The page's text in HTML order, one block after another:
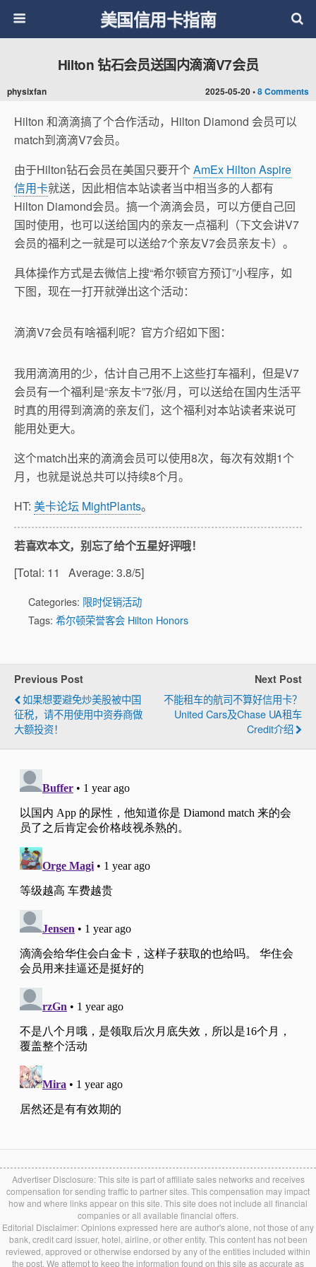
美国信用卡指南
2025-05-20 •8 Comments
Hilton 钻石会员送国内滴滴V7会员
physixfan
Hilton 和滴滴搞了个合作活动，Hilton Diamond 会员可以
match到滴滴V7会员。
由于Hilton钻石会员在美国只要开个AmEx Hilton Aspire
信用卡就送，因此相信本站读者当中相当多的人都有
Hilton Diamond会员。搞一个滴滴会员，可以方便自己回
国时使用，也可以送给国内的亲友一点福利（下文会讲V7
会员的福利之一就是可以送给7个亲友V7会员亲友卡）。
具体操作方式是去微信上搜“希尔顿官方预订”小程序，如
下图，现在一打开就弹出这个活动：
滴滴V7会员有啥福利呢？官方介绍如下图：
我用滴滴用的少，估计自己用不上这些打车福利，但是V7
会员有一个福利是“亲友卡”7张/月，可以送给在国内生活平
时真的用得到滴滴的亲友们，这个福利对本站读者来说可
能用处更大。
这个match出来的滴滴会员可以使用8次，每次有效期1个
月，也就是说总共可以持续8个月。
HT: 美卡论坛 MightPlants。
若喜欢本文，别忘了给个五星好评哦！
[Total: 11 Average: 3.8/5]
Categories: 限时促销活动
Tags: 希尔顿荣誉客会 Hilton Honors
Previous Post
如果想要避免炒美股被中国
征税，请不用使用中资券商做
大额投资！
Next Post
不能租车的航司不算好信用卡？
United Cars及Chase UA租车
Credit介绍
Advertiser Disclosure: This site is part of affiliate sales networks and receives
compensation for sending traffic to partner sites. This compensation may impact
how and where links appear on this site. This site does not include all financial
companies or all available financial offers.
Editorial Disclaimer: Opinions expressed here are author's alone, not those of any
bank, credit card issuer, hotel, airline, or other entity. This content has not been
reviewed, approved or otherwise endorsed by any of the entities included within
the post. We attempt to keep the information found on this site as accurate as